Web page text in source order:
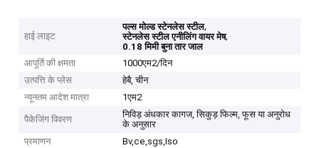
हाई लाइट
पल्स मोल्ड स्टेनलेस स्टील,
स्टेनलेस स्टील एनीलिंग वायर मेष,
0.18 मिमी बुना तार जाल
आपूर्ति की क्षमता
1000एम2/दिन
उत्पत्ति के प्लेस
हेबै, चीन
न्यूनतम आदेश मात्रा
1एम2
पैकेजिंग विवरण
निविड़ अंधकार कागज, सिकुड़ फिल्म, फूस या अनुरोध
के अनुसार
प्रमाणन
Bv,ce,sgs,Iso